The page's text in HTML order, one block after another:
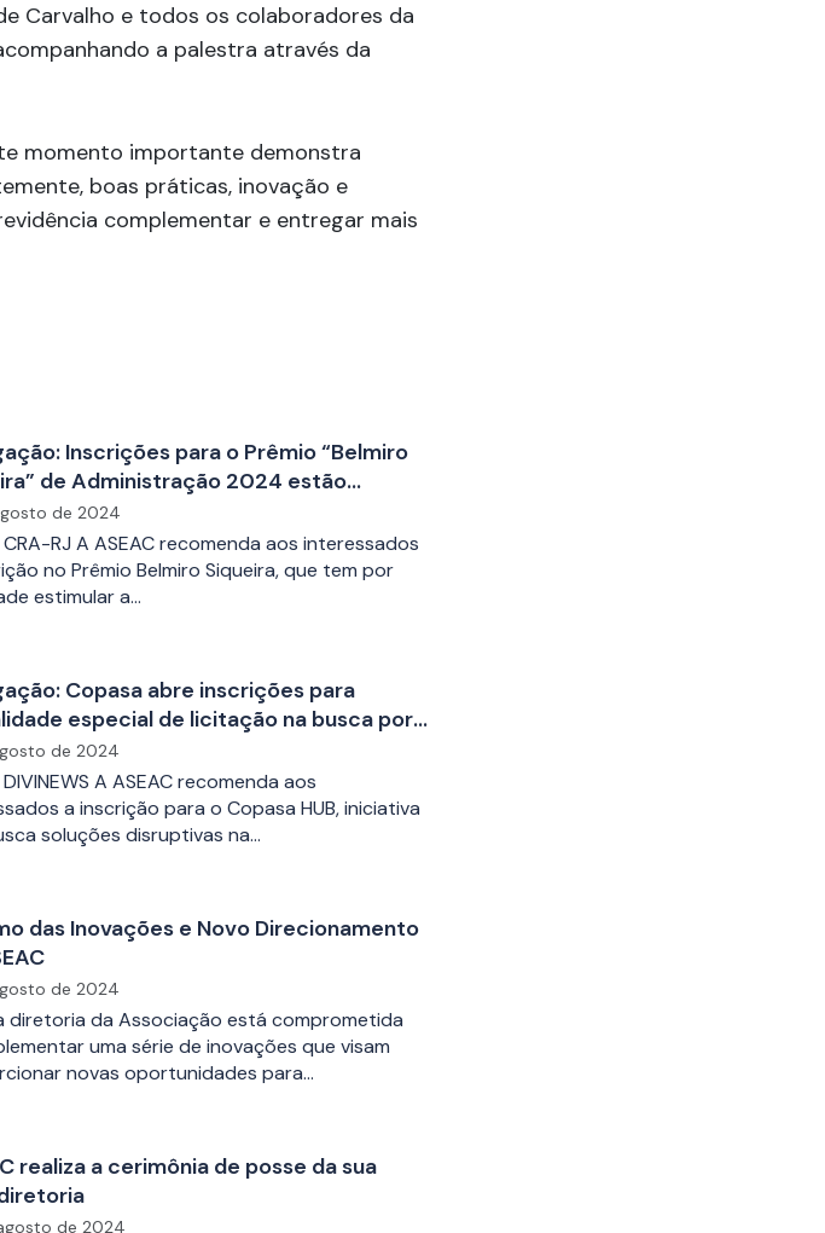
Carvalho e todos os colaboradores da
a palestra através da
momento importante demonstra
boas práticas, inovação e
complementar e entregar mais
Inscrições para o Prêmio “Belmiro
de Administração 2024 estão
de 2024
RJ A ASEAC recomenda aos interessados
no Prêmio Belmiro Siqueira, que tem por
estimular a…
Copasa abre inscrições para
especial de licitação na busca por
disruptivas (fora do padrão) na área
de 2024
A ASEAC recomenda aos
a inscrição para o Copasa HUB, iniciativa
soluções disruptivas na…
das Inovações e Novo Direcionamento
de 2024
diretoria da Associação está comprometida
uma série de inovações que visam
novas oportunidades para…
realiza a cerimônia de posse da sua
de 2024